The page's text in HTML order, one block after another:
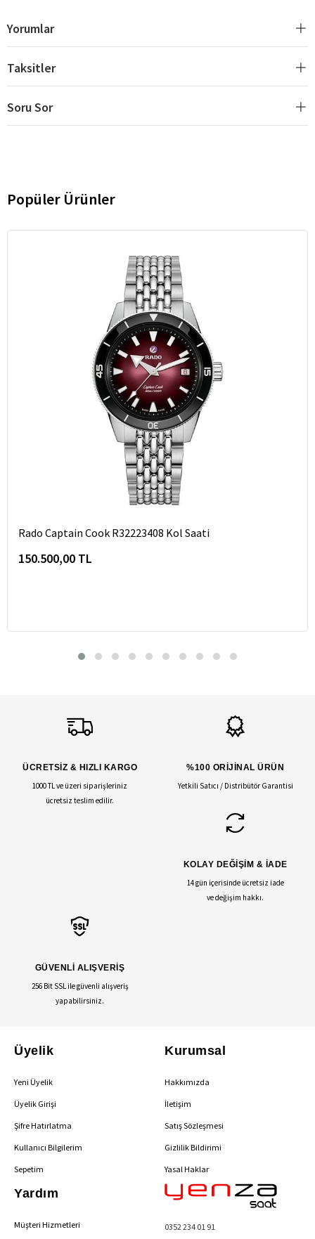
Yorumlar
Taksitler
Soru Sor
Popüler Ürünler
Rado Captain Cook R32223408 Kol Saati
150.500,00 TL
ÜCRETSİZ & HIZLI KARGO
1000 TL ve üzeri siparişleriniz
ücretsiz teslim edilir.
%100 ORİJİNAL ÜRÜN
Yetkili Satıcı / Distribütör Garantisi
KOLAY DEĞİŞİM & İADE
14 gün içerisinde ücretsiz iade
ve değişim hakkı.
GÜVENLİ ALIŞVERİŞ
256 Bit SSL ile güvenli alışveriş
yapabilirsiniz.
Üyelik
Yeni Üyelik
Üyelik Girişi
Şifre Hatırlatma
Kullanıcı Bilgilerim
Sepetim
Kurumsal
Hakkımızda
İletişim
Satış Sözleşmesi
Gizlilik Bildirimi
Yasal Haklar
Yardım
Müşteri Hizmetleri 0352 234 01 91